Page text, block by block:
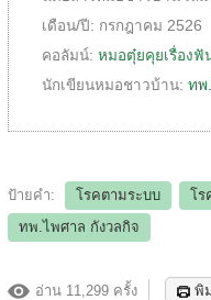
เดือน/ปี: กรกฎาคม 2526
คอลัมน์: หมอตุ๋ยคุยเรื่องฟั
นักเขียนหมอชาวบ้าน: ทพ
ป้ายคำ: โรคตามระบบ โร
ทพ.ไพศาล กังวลกิจ
อ่าน 11,299 ครั้ง พิ